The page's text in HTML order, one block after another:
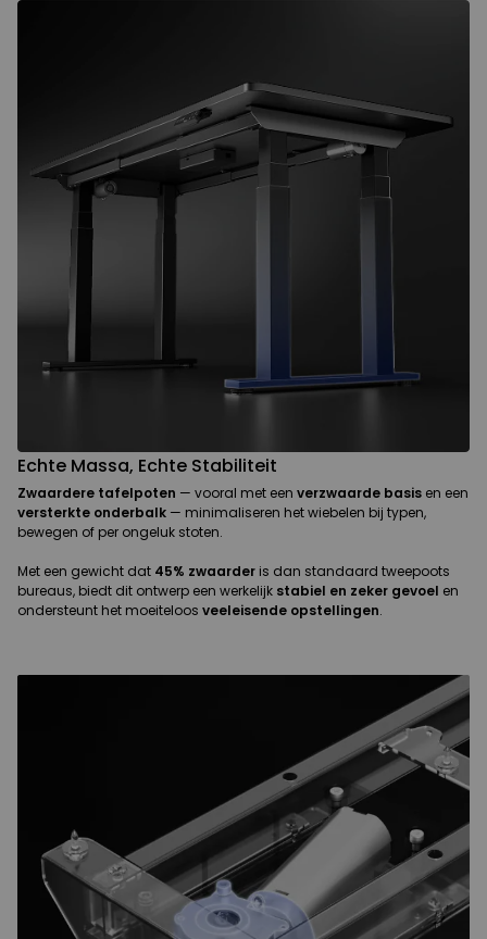
Echte Massa, Echte Stabiliteit
Zwaardere tafelpoten — vooral met een verzwaarde basis en een
versterkte onderbalk — minimaliseren het wiebelen bij typen,
bewegen of per ongeluk stoten.
Met een gewicht dat 45% zwaarder is dan standaard tweepoots
bureaus, biedt dit ontwerp een werkelijk stabiel en zeker gevoel en
ondersteunt het moeiteloos veeleisende opstellingen.